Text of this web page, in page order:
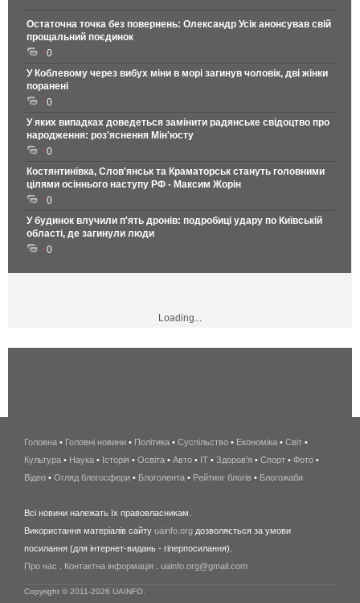
Остаточна точка без повернень: Олександр Усік анонсував свій
прощальний поєдинок
0
У Коблевому через вибух міни в морі загинув чоловік, дві жінки
поранені
0
У яких випадках доведеться замінити радянське свідоцтво про
народження: роз'яснення Мін'юсту
0
Костянтинівка, Слов'янськ та Краматорськ стануть головними
цілями осіннього наступу РФ - Максим Жорін
0
У будинок влучили п'ять дронів: подробиці удару по Київській
області, де загинули люди
0
Loading...
беспроводной
интернет
киев
wimax
в
Головна • Головні новини • Політика • Суспільство • Економіка • Світ •
Культура • Наука • Історія • Освіта • Авто • IT • Здоров'я • Спорт • Фото •
Відео • Огляд блогосфери • Блоголента • Рейтинг блогів • Блогожаби
Всі новини належать їх правовласникам.
Використання матеріалів сайту uainfo.org дозволяється за умови
посилання (для інтернет-видань - гіперпосилання).
Про нас
Контактна інформація uainfo.org@gmail.com
Copyright © 2011-2026 UAINFO.